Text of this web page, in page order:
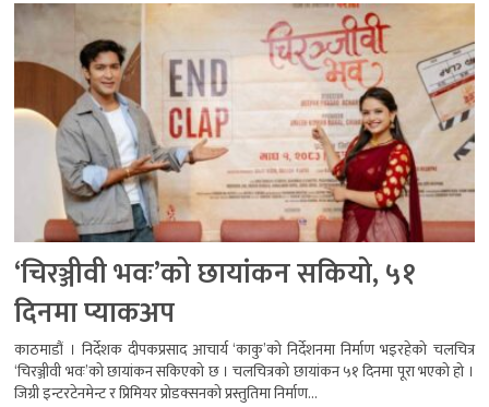
‘चिरञ्जीवी भवः’को छायांकन सकियो, ५१
दिनमा प्याकअप
काठमाडौं । निर्देशक दीपकप्रसाद आचार्य ‘काकु’को निर्देशनमा निर्माण भइरहेको चलचित्र
‘चिरञ्जीवी भवः’को छायांकन सकिएको छ । चलचित्रको छायांकन ५१ दिनमा पूरा भएको हो ।
जिग्री इन्टरटेनमेन्ट र प्रिमियर प्रोडक्सनको प्रस्तुतिमा निर्माण...